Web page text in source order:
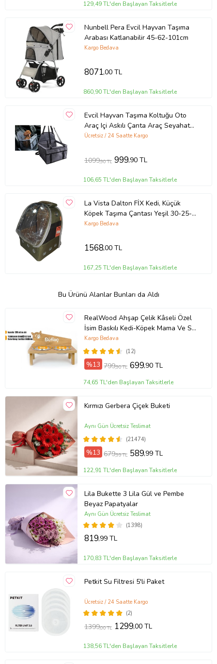
129,49 TL'den Başlayan Taksitlerle
Nunbell Pera Evcil Hayvan Taşıma
Arabası Katlanabilir 45-62-101cm
Kargo Bedava
8071,00 TL
860,90 TL'den Başlayan Taksitlerle
Evcil Hayvan Taşıma Koltuğu Oto
Araç Içi Askılı Çanta Araç Seyahat
Kedi Köpek Çantası Araba Yatağı
Ücretsiz / 24 Saatte Kargo
1099,90 TL 999,90 TL
106,65 TL'den Başlayan Taksitlerle
La Vista Dalton FİX Kedi, Küçük
Köpek Taşıma Çantası Yeşil 30-25-
45cm
Kargo Bedava
1568,00 TL
167,25 TL'den Başlayan Taksitlerle
Bu Ürünü Alanlar Bunları da Aldı
RealWood Ahşap Çelik Kâseli Özel
İsim Baskılı Kedi-Köpek Mama Ve Su
Kabı (Ceviz)
(12)
Kargo Bedava
%13 799,90 TL 699,90 TL
74,65 TL'den Başlayan Taksitlerle
Kırmızı Gerbera Çiçek Buketi
(21474)
Aynı Gün Ücretsiz Teslimat
%13 679,99 TL 589,99 TL
122,91 TL'den Başlayan Taksitlerle
Lila Bukette 3 Lila Gül ve Pembe
Beyaz Papatyalar
(1398)
Aynı Gün Ücretsiz Teslimat
819,99 TL
170,83 TL'den Başlayan Taksitlerle
Petkit Su Filtresi 5'li Paket
(2)
Ücretsiz / 24 Saatte Kargo
1399,00 TL 1299,00 TL
138,56 TL'den Başlayan Taksitlerle